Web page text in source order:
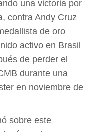
una victoria por
contra Andy Cruz
de oro
activo en Brasil
de perder el
durante una
en noviembre de
sobre este